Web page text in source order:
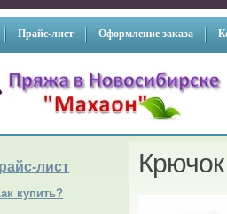
Прайс-лист Оформление заказа
лист
купить?
Крючок